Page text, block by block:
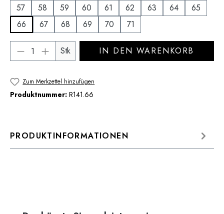
57
58 59 60 61 62 63 64
65
66
67 68 69 70 71
Produkt Anzahl: Gib den gewünschten
Stk IN DEN WARENKORB
Zum Merkzettel hinzufügen
Produktnummer: R141.66
PRODUKTINFORMATIONEN